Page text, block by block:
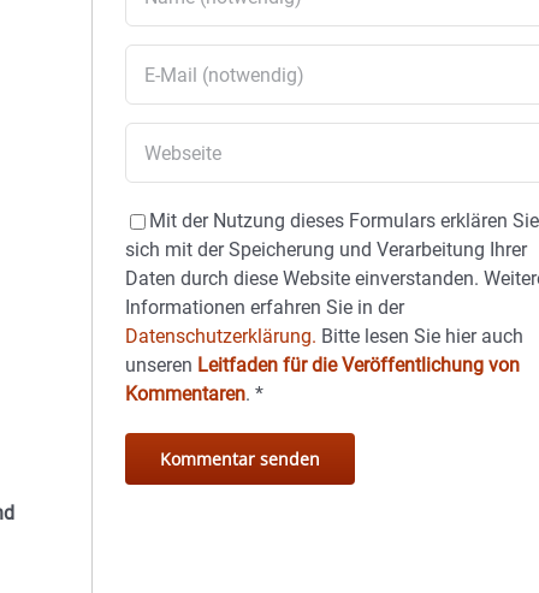
Mit der Nutzung dieses Formulars erklären Sie
sich mit der Speicherung und Verarbeitung Ihrer
Daten durch diese Website einverstanden.
Informationen erfahren Sie in der
Datenschutzerklärung. Bitte lesen Sie hier auch
unseren Leitfaden für die Veröffentlichung von
Kommentaren.*